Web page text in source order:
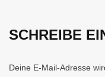
SCHREIBE
Deine E-Mail-Adresse